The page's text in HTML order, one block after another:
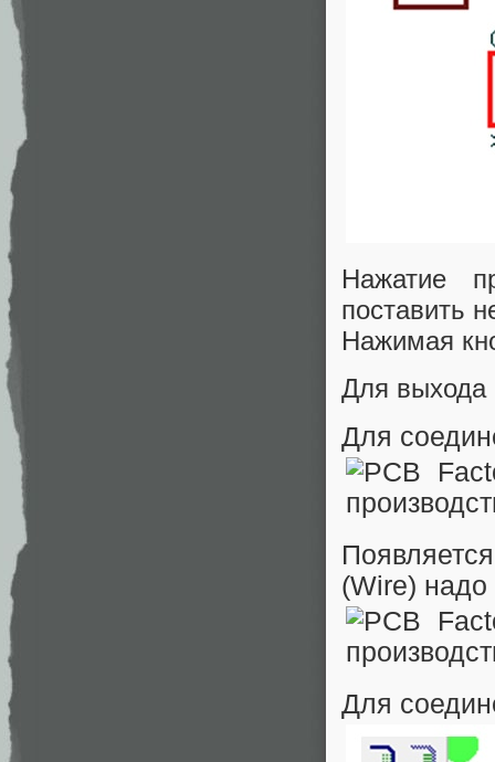
Нажатие
поставить
Нажимая
Для выхода
Для
(Wire) надо
Для